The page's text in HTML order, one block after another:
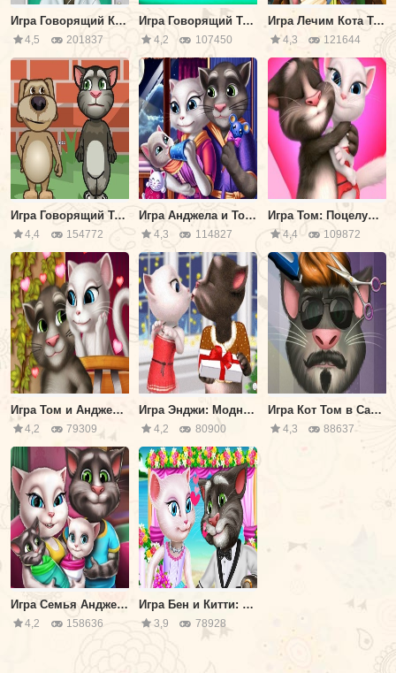
Игра Говорящий Кот: Cкорая Помощь
4,5 201837
Игра Говорящий Том: Искать Звезды
4,2 107450
Игра Лечим Кота Тома в Больнице
4,3 121644
Игра Говорящий Том Против Бена
4,4 154772
Игра Анджела и Том: Уход за Ребенком
4,3 114827
Игра Том: Поцелуи с Анджелой
4,4 109872
Игра Том и Анджела: Поцелуй
4,2 79309
Игра Энджи: Модное Новогоднее Дерево
4,2 80900
Игра Кот Том в Салоне Причесок
4,3 88637
Игра Семья Анджелы: День Близнецов
4,2 158636
Игра Бен и Китти: История Любви
3,9 78928